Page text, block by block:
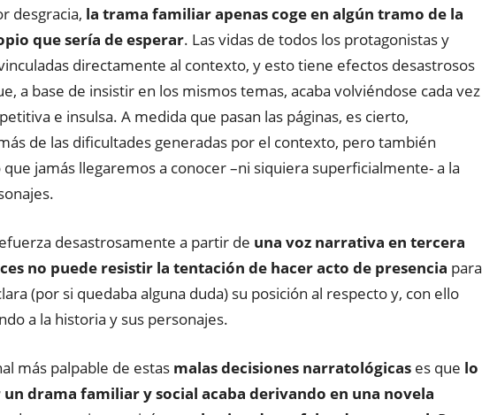
desgracia, la trama familiar apenas coge en algún tramo de la
que sería de esperar. Las vidas de todos los protagonistas y
directamente al contexto, y esto tiene efectos desastrosos
a base de insistir en los mismos temas, acaba volviéndose cada vez
e insulsa. A medida que pasan las páginas, es cierto,
de las dificultades generadas por el contexto, pero también
jamás llegaremos a conocer –ni siquiera superficialmente- a la
desastrosamente a partir de una voz narrativa en tercera
no puede resistir la tentación de hacer acto de presencia para
(por si quedaba alguna duda) su posición al respecto y, con ello
a la historia y sus personajes.
más palpable de estas malas decisiones narratológicas es que lo
drama familiar y social acaba derivando en una novela